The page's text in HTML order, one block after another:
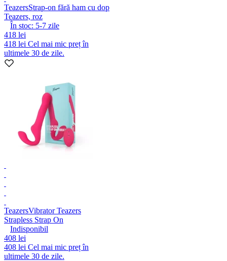
TeazersStrap-on fără ham cu dop
Teazers, roz
În stoc: 5-7 zile
418 lei
418 lei Cel mai mic preț în
ultimele 30 de zile.
TeazersVibrator Teazers
Strapless Strap On
Indisponibil
408 lei
408 lei Cel mai mic preț în
ultimele 30 de zile.